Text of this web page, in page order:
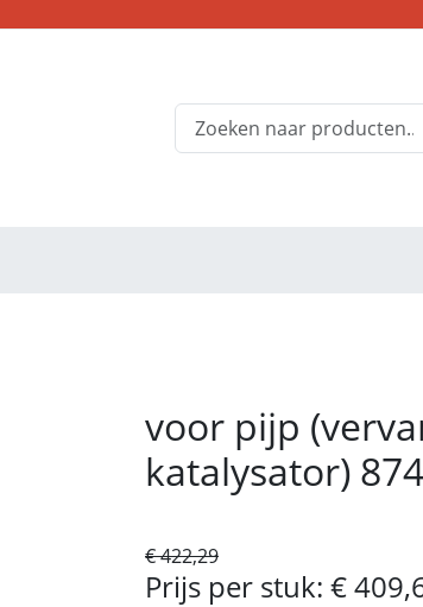
voor pijp
katalysator)
€ 422,29
Prijs per stuk: €